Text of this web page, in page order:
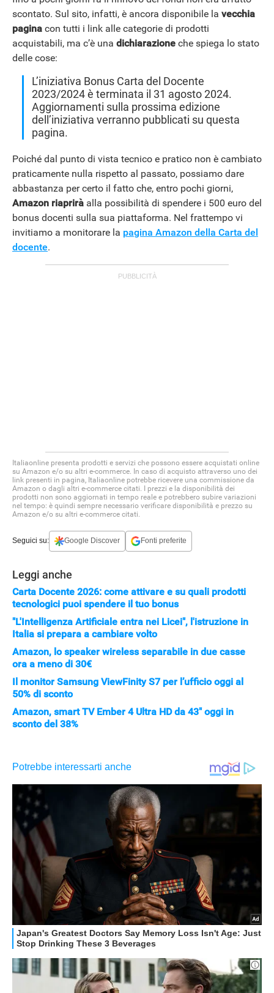
APPLE
scontato. Sul sito, infatti, è ancora disponibile la vecchia
pagina con tutti i link alle categorie di prodotti
acquistabili, ma c’è una dichiarazione che spiega lo stato
delle cose:
L’iniziativa Bonus Carta del Docente
2023/2024 è terminata il 31 agosto 2024.
Aggiornamenti sulla prossima edizione
dell’iniziativa verranno pubblicati su questa
pagina.
Poiché dal punto di vista tecnico e pratico non è cambiato
praticamente nulla rispetto al passato, possiamo dare
abbastanza per certo il fatto che, entro pochi giorni,
Amazon riaprirà alla possibilità di spendere i 500 euro del
bonus docenti sulla sua piattaforma. Nel frattempo vi
invitiamo a monitorare la pagina Amazon della Carta del
docente.
Italiaonline presenta prodotti e servizi che possono essere acquistati online
su Amazon e/o su altri e-commerce. In caso di acquisto attraverso uno dei
link presenti in pagina, Italiaonline potrebbe ricevere una commissione da
Amazon o dagli altri e-commerce citati. I prezzi e la disponibilità dei
prodotti non sono aggiornati in tempo reale e potrebbero subire variazioni
nel tempo: è quindi sempre necessario verificare disponibilità e prezzo su
Amazon e/o su altri e-commerce citati.
Seguici su: Google Discover Fonti preferite
Leggi anche
Carta Docente 2026: come attivare e su quali prodotti
tecnologici puoi spendere il tuo bonus
"L'Intelligenza Artificiale entra nei Licei", l'istruzione in
Italia si prepara a cambiare volto
Amazon, lo speaker wireless separabile in due casse
ora a meno di 30€
Il monitor Samsung ViewFinity S7 per l’ufficio oggi al
50% di sconto
Amazon, smart TV Ember 4 Ultra HD da 43" oggi in
sconto del 38%